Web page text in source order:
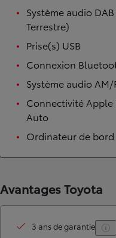
Système audio
Terrestre)
Prise(s) USB
Connexion
Système audio AM/
Connectivité
Auto
Ordinateur de bord
Avantages Toyota
3 ans de garantie